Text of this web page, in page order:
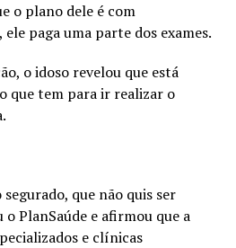
o plano dele é com
paga uma parte dos exames.
o idoso revelou que está
que tem para ir realizar o
que não quis ser
PlanSaúde e afirmou que a
e clínicas